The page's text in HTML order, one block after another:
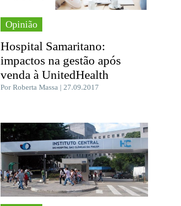
Opinião
Hospital Samaritano:
impactos na gestão após
venda à UnitedHealth
Por Roberta Massa | 27.09.2017